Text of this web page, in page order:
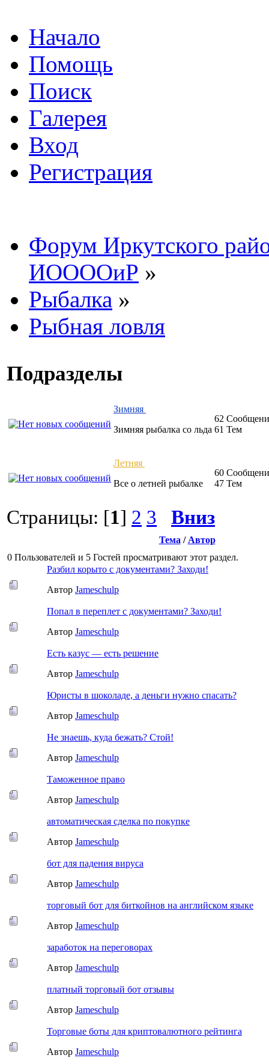
Начало
Помощь
Поиск
Галерея
Вход
Регистрация
Форум Иркутского
ИООООиР »
Рыбалка »
Рыбная ловля
Подразделы
Зимняя
Зимняя рыбалка со льда
62
61 Тем
Летняя
Все о летней рыбалке
60
47 Тем
Страницы: [1] 2 3 Вниз
Тема / Автор
0 Пользователей и 5 Гостей просматривают этот раздел.
Разбил корыто с документами? Заходи!
Автор Jameschulp
Попал в переплет с документами? Заходи!
Автор Jameschulp
Есть казус — есть решение
Автор Jameschulp
Юристы в шоколаде, а деньги нужно спасать?
Автор Jameschulp
Не знаешь, куда бежать? Стой!
Автор Jameschulp
Таможенное право
Автор Jameschulp
автоматическая сделка по покупке
Автор Jameschulp
бот для падения вируса
Автор Jameschulp
торговый бот для биткойнов на английском языке
Автор Jameschulp
заработок на переговорах
Автор Jameschulp
платный торговый бот отзывы
Автор Jameschulp
Торговые боты для криптовалютного рейтинга
Автор Jameschulp